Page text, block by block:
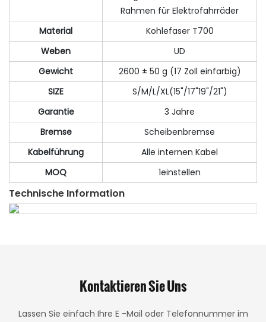
Rahmen für Elektrofahrräder
Material
Kohlefaser T700
Weben
UD
Gewicht
2600 ± 50 g (17 Zoll einfarbig)
SIZE
S/M/L/XL(15"/17"19"/21")
Garantie
3 Jahre
Bremse
Scheibenbremse
Kabelführung
Alle internen Kabel
MOQ
1einstellen
Technische Information
Kontaktieren Sie Uns
Lassen Sie einfach Ihre E -Mail oder Telefonnummer im